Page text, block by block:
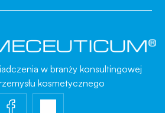
w branży konsultingowej
kosmetycznego